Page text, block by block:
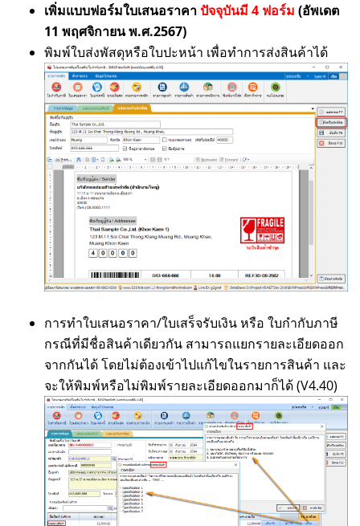
เพิ่มแบบฟอร์มใบเสนอราคาปัจจุบันมี 4 ฟอร์ม (อัพเดต
11 พฤศจิกายน พ.ศ.2567)
พิมพ์ใบส่งพัสดุหรือใบปะหน้า เพื่อทำการส่งสินค้าได้
การทำใบเสนอราคา/ใบเสร็จรับเงิน หรือ ใบกำกับภาษี
กรณีที่มีชื่อสินค้าเดียวกัน สามารถแยกรายละเอียดออก
จากกันได้ โดยไม่ต้องเข้าไปแก้ไขในรายการสินค้า และ
จะให้พิมพ์หรือไม่พิมพ์รายละเอียดออกมาก็ได้ (V4.40)